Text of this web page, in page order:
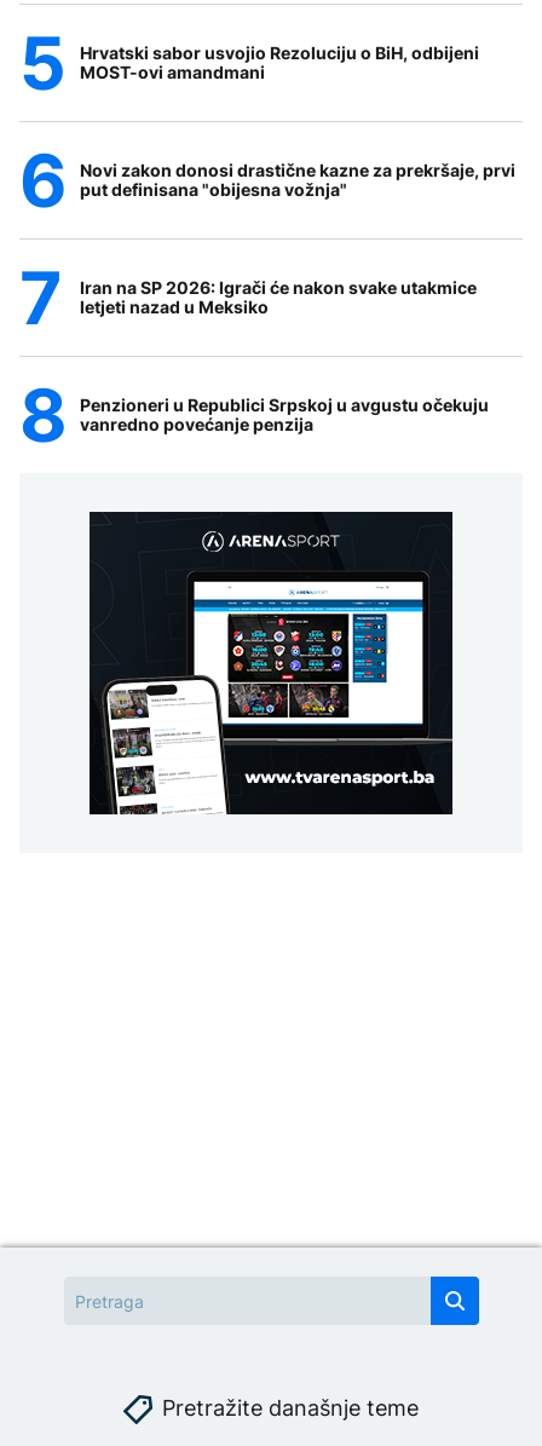
Hrvatski sabor usvojio Rezoluciju o BiH, odbijeni
MOST-ovi amandmani
Novi zakon donosi drastične kazne za prekršaje, prvi
put definisana "obijesna vožnja"
Iran na SP 2026: Igrači će nakon svake utakmice
letjeti nazad u Meksiko
Penzioneri u Republici Srpskoj u avgustu očekuju
vanredno povećanje penzija
Pretražite današnje teme